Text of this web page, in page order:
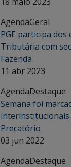
AgendaGeral
PGE participa
Tributária com
Fazenda
11 abr 2023
AgendaDestaque
Semana foi
interinstitucionais
Precatório
03 jun 2022
AgendaDestaque